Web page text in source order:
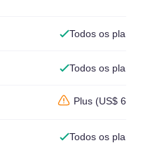
Todos os planos
Todos os planos
Plus (US$ 6,39)
Todos os planos